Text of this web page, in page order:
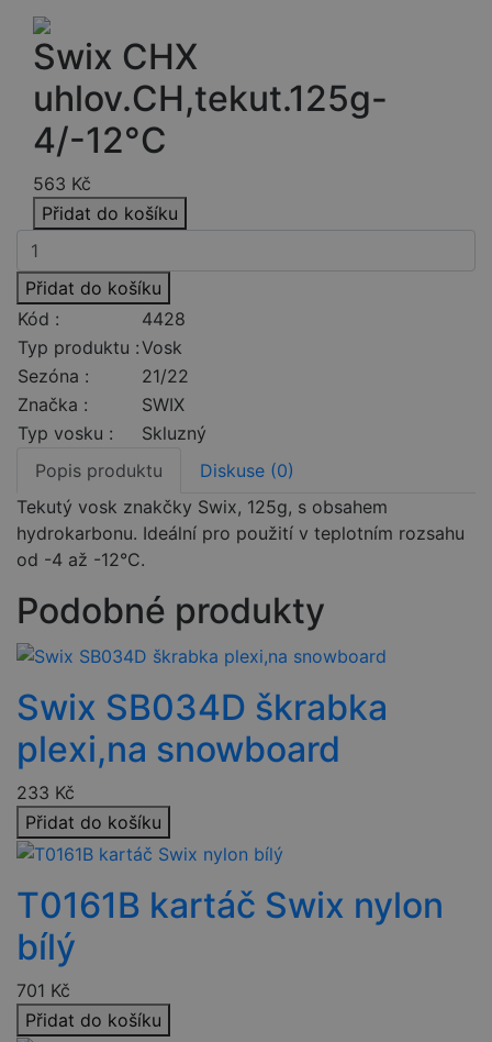
Swix CHX
uhlov.CH,tekut.125g-
4/-12°C
563 Kč
Přidat do košíku
Přidat do košíku
Kód :
4428
Typ produktu :Vosk
Sezóna :
21/22
Značka :
SWIX
Typ vosku :
Skluzný
Popis produktu
Diskuse (0)
Tekutý vosk znakčky Swix, 125g, s obsahem
hydrokarbonu. Ideální pro použití v teplotním rozsahu
od -4 až -12°C.
Podobné produkty
Swix SB034D škrabka
plexi,na snowboard
233 Kč
Přidat do košíku
T0161B kartáč Swix nylon
bílý
701 Kč
Přidat do košíku